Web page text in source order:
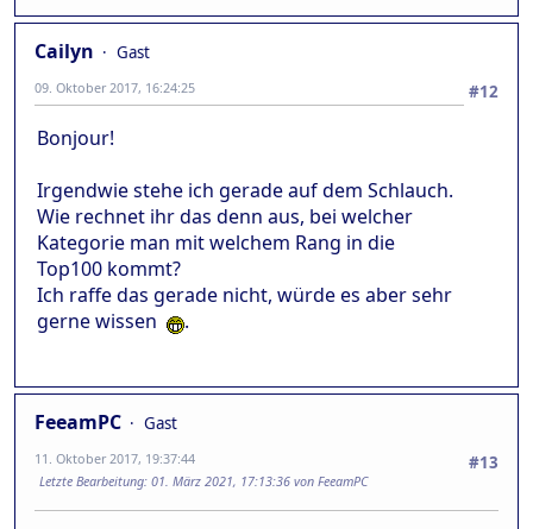
Cailyn
Gast
#12
09. Oktober 2017, 16:24:25
Bonjour!
Irgendwie stehe ich gerade auf dem Schlauch.
Wie rechnet ihr das denn aus, bei welcher
Kategorie man mit welchem Rang in die
Top100 kommt?
Ich raffe das gerade nicht, würde es aber sehr
gerne wissen
.
FeeamPC
Gast
#13
11. Oktober 2017, 19:37:44
Letzte Bearbeitung: 01. März 2021, 17:13:36 von FeeamPC